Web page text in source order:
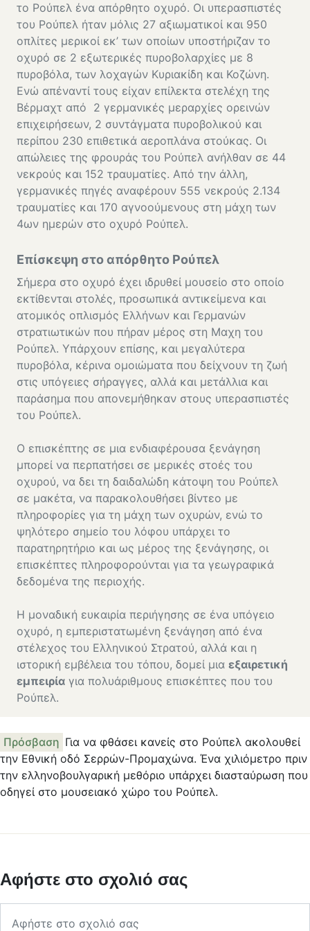
το Ρούπελ ένα απόρθητο οχυρό. Οι υπερασπιστές
του Ρούπελ ήταν μόλις 27 αξιωματικοί και 950
οπλίτες μερικοί εκ’ των οποίων υποστήριζαν το
οχυρό σε 2 εξωτερικές πυροβολαρχίες με 8
πυροβόλα, των λοχαγών Κυριακίδη και Κοζώνη.
Ενώ απέναντί τους είχαν επίλεκτα στελέχη της
Βέρμαχτ από 2 γερμανικές μεραρχίες ορεινών
επιχειρήσεων, 2 συντάγματα πυροβολικού και
περίπου 230 επιθετικά αεροπλάνα στούκας. Οι
απώλειες της φρουράς του Ρούπελ ανήλθαν σε 44
νεκρούς και 152 τραυματίες. Από την άλλη,
γερμανικές πηγές αναφέρουν 555 νεκρούς 2.134
τραυματίες και 170 αγνοούμενους στη μάχη των
4ων ημερών στο οχυρό Ρούπελ.
Επίσκεψη στο απόρθητο Ρούπελ
Σήμερα στο οχυρό έχει ιδρυθεί μουσείο στο οποίο
εκτίθενται στολές, προσωπικά αντικείμενα και
ατομικός οπλισμός Ελλήνων και Γερμανών
στρατιωτικών που πήραν μέρος στη Μαχη του
Ρούπελ. Υπάρχουν επίσης, και μεγαλύτερα
πυροβόλα, κέρινα ομοιώματα που δείχνουν τη ζωή
στις υπόγειες σήραγγες, αλλά και μετάλλια και
παράσημα που απονεμήθηκαν στους υπερασπιστές
του Ρούπελ.
Ο επισκέπτης σε μια ενδιαφέρουσα ξενάγηση
μπορεί να περπατήσει σε μερικές στοές του
οχυρού, να δει τη δαιδαλώδη κάτοψη του Ρούπελ
σε μακέτα, να παρακολουθήσει βίντεο με
πληροφορίες για τη μάχη των οχυρών, ενώ το
ψηλότερο σημείο του λόφου υπάρχει το
παρατηρητήριο και ως μέρος της ξενάγησης, οι
επισκέπτες πληροφορούνται για τα γεωγραφικά
δεδομένα της περιοχής.
Η μοναδική ευκαιρία περιήγησης σε ένα υπόγειο
οχυρό, η εμπεριστατωμένη ξενάγηση από ένα
στέλεχος του Ελληνικού Στρατού, αλλά και η
ιστορική εμβέλεια του τόπου, δομεί μια εξαιρετική
εμπειρία για πολυάριθμους επισκέπτες που του
Ρούπελ.
Πρόσβαση Για να φθάσει κανείς στο Ρούπελ ακολουθεί
την Εθνική οδό Σερρών-Προμαχώνα. Ένα χιλιόμετρο πριν
την ελληνοβουλγαρική μεθόριο υπάρχει διασταύρωση που
οδηγεί στο μουσειακό χώρο του Ρούπελ.
Αφήστε στο σχολιό σας